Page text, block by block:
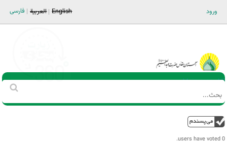
ورود فارسی العربية English
Main men-AR
استمارة
‏
0 users have voted.